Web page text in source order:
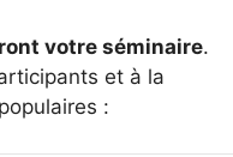
votre séminaire.
et à la
: